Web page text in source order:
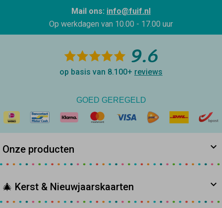
Mail ons: info@fuif.nl
Op werkdagen van 10.00 - 17.00 uur
9.6
op basis van 8.100+ reviews
GOED GEREGELD
Onze producten
🎄 Kerst & Nieuwjaarskaarten